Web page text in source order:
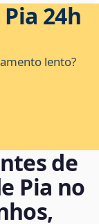
24h
lento?
de
Pia no